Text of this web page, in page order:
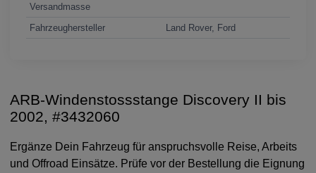
Versandmasse
Fahrzeughersteller
Land Rover, Ford
ARB-Windenstossstange Discovery II bis
2002, #3432060
Ergänze Dein Fahrzeug für anspruchsvolle Reise, Arbeits
und Offroad Einsätze. Prüfe vor der Bestellung die Eignung